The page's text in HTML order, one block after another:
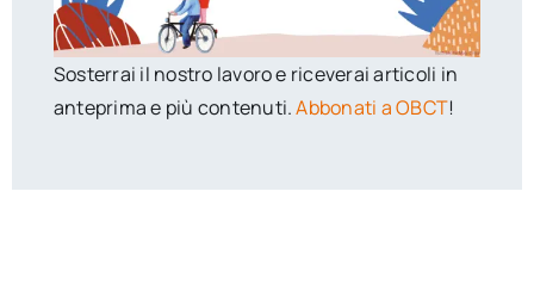
Sosterrai il nostro lavoro e riceverai articoli in
anteprima e più contenuti.Abbonati a OBCT!